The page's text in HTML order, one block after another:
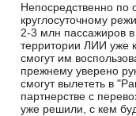
Непосредственно по
круглосуточному
2-3 млн пассажиров
территории ЛИИ уже
смогут им
прежнему уверено
смогут вылететь в
партнерстве с
уже решили, с кем